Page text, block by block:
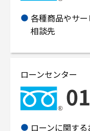
各種商品やサ
相談先
ローンセンター
ローンに関す